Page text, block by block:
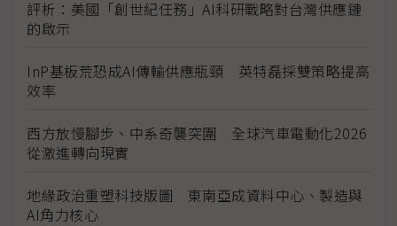
評析：美國「創世紀任務」AI科研戰略對台灣供應鏈
的啟示
InP基板荒恐成AI傳輸供應瓶頸 英特磊採雙策略提高
效率
西方放慢腳步、中系奇襲突圍 全球汽車電動化2026
從激進轉向現實
地緣政治重塑科技版圖 東南亞成資料中心、製造與
AI角力核心